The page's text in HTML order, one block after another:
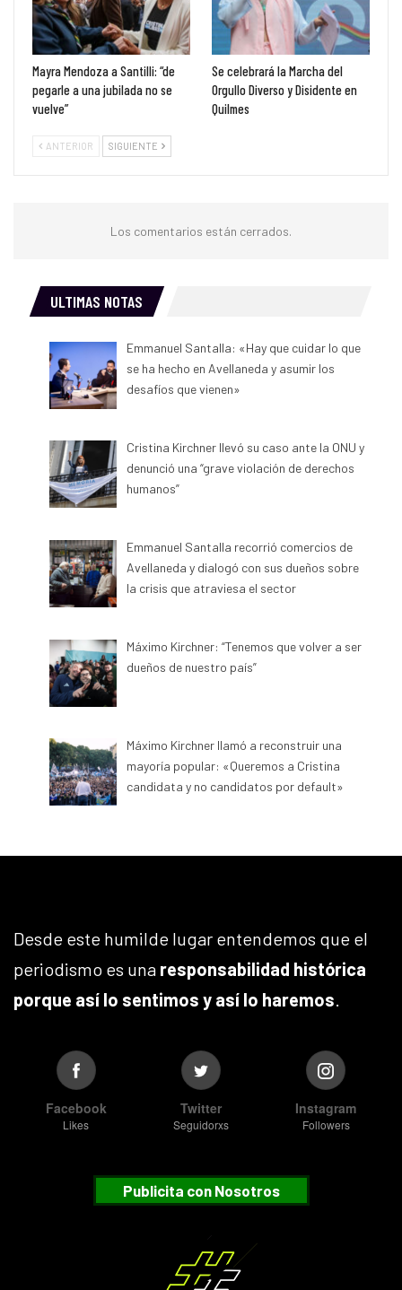
Mayra Mendoza a Santilli: “de
pegarle a una jubilada no se
vuelve”
Se celebrará la Marcha del
Orgullo Diverso y Disidente en
Quilmes
ANTERIOR SIGUIENTE
Los comentarios están cerrados.
ULTIMAS NOTAS
Emmanuel Santalla: «Hay que cuidar lo que
se ha hecho en Avellaneda y asumir los
desafíos que vienen»
Cristina Kirchner llevó su caso ante la ONU y
denunció una “grave violación de derechos
humanos”
Emmanuel Santalla recorrió comercios de
Avellaneda y dialogó con sus dueños sobre
la crisis que atraviesa el sector
Máximo Kirchner: “Tenemos que volver a ser
dueños de nuestro país”
Máximo Kirchner llamó a reconstruir una
mayoría popular: «Queremos a Cristina
candidata y no candidatos por default»
Desde este humilde lugar entendemos que el
periodismo es una responsabilidad histórica
porque así lo sentimos y así lo haremos.
Facebook
Likes
Twitter
Seguidorxs
Instagram
Followers
Publicita con Nosotros